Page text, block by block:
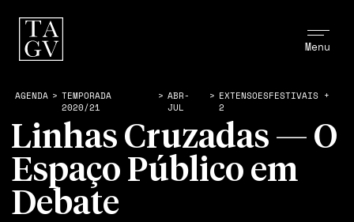
Menu
AGENDA > TEMPORADA
2020/21
> ABR-
JUL
> EXTENSOESFESTIVAIS +
2
Linhas Cruzadas — O
Espaço Público em
Debate